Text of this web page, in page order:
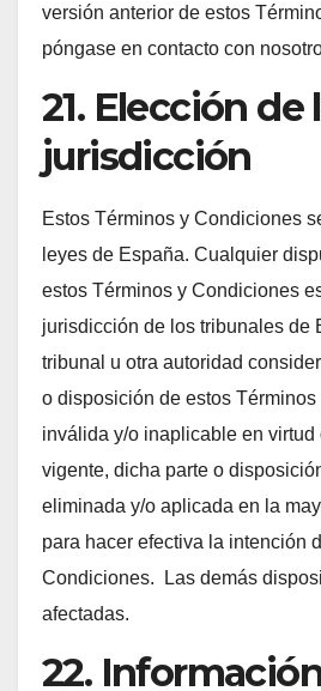
versión anterior de estos
póngase en contacto con
21. Elección de
jurisdicción
Estos Términos y Condiciones
leyes de España. Cualquier
estos Términos y Condiciones
jurisdicción de los tribunales de
tribunal u otra autoridad
o disposición de estos
inválida y/o inaplicable en
vigente, dicha parte o
eliminada y/o aplicada en la
para hacer efectiva la intención
Condiciones. Las demás
afectadas.
22.